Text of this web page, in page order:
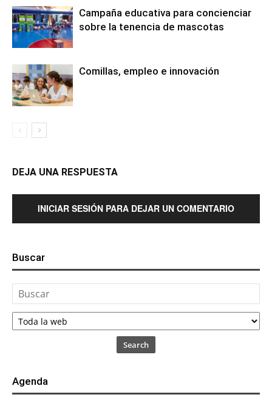
Campaña educativa para concienciar
sobre la tenencia de mascotas
Comillas, empleo e innovación
DEJA UNA RESPUESTA
INICIAR SESIÓN PARA DEJAR UN COMENTARIO
Buscar
Search
Agenda